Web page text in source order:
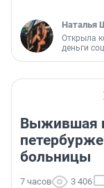
Наталья
Открыла
деньги
Выжившая
больницы
7 часов 3 406